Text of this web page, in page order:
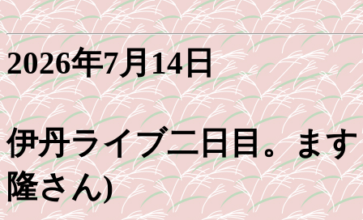
2026年7月14日
伊丹ライブ二日目。ま
隆さん)